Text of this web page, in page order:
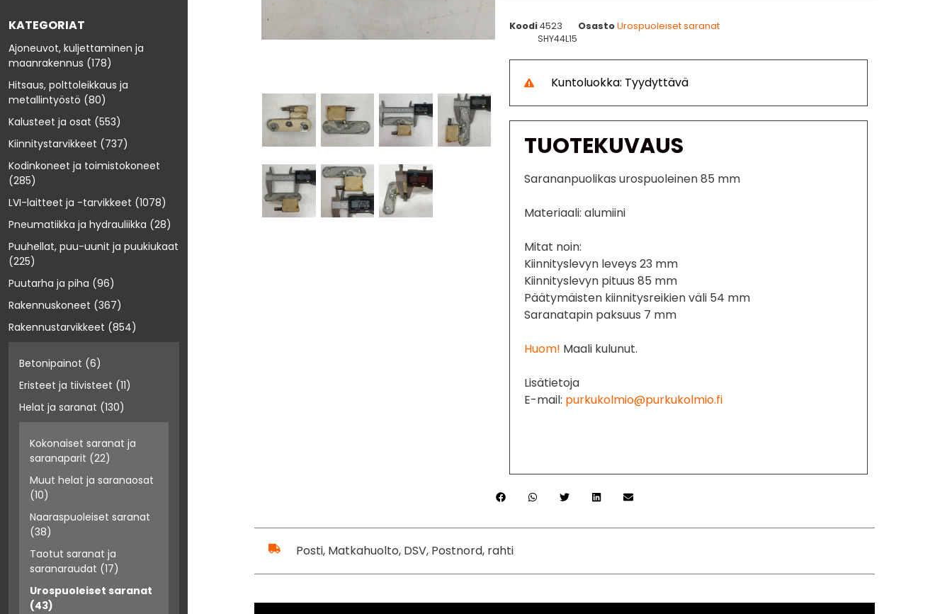
KATEGORIAT
Ajoneuvot, kuljettaminen ja
maanrakennus (178)
Hitsaus, polttoleikkaus ja
metallintyöstö (80)
Kalusteet ja osat (553)
Kiinnitystarvikkeet (737)
Kodinkoneet ja toimistokoneet
(285)
LVI-laitteet ja -tarvikkeet (1078)
Pneumatiikka ja hydrauliikka (28)
Puuhellat, puu-uunit ja puukiukaat
(225)
Puutarha ja piha (96)
Rakennuskoneet (367)
Rakennustarvikkeet (854)
Betonipainot (6)
Eristeet ja tiivisteet (11)
Helat ja saranat (130)
Kokonaiset saranat ja
saranaparit (22)
Muut helat ja saranaosat
(10)
Naaraspuoleiset saranat
(38)
Taotut saranat ja
saranaraudat (17)
Urospuoleiset saranat
(43)
Koodi4523 Osasto Urospuoleiset saranat
SHY44L15
Kuntoluokka: Tyydyttävä
TUOTEKUVAUS
Sarananpuolikas urospuoleinen 85 mm
Materiaali: alumiini
Mitat noin:
Kiinnityslevyn leveys 23 mm
Kiinnityslevyn pituus 85 mm
Päätymäisten kiinnitysreikien väli 54 mm
Saranatapin paksuus 7 mm
Huom! Maali kulunut.
Lisätietoja
E-mail: purkukolmio@purkukolmio.fi
Posti, Matkahuolto, DSV, Postnord, rahti